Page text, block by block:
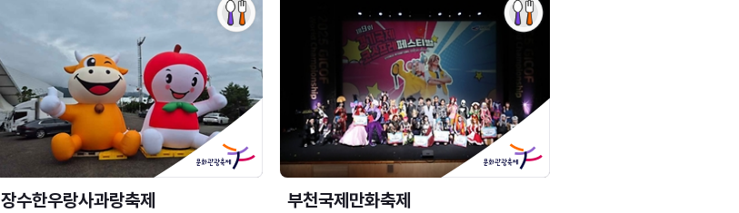
장수한우랑사과랑축제 부천국제만화축제